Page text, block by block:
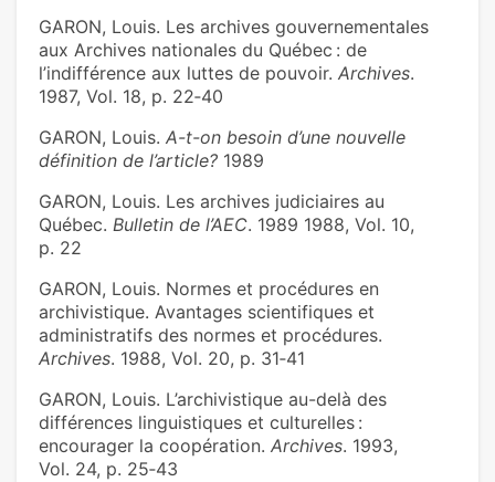
GARON, Louis. Les archives gouvernementales
aux Archives nationales du Québec : de
l’indifférence aux luttes de pouvoir. Archives.
1987, Vol. 18, p. 22‑40
GARON, Louis. A-t-on besoin d’une nouvelle
définition de l’article? 1989
GARON, Louis. Les archives judiciaires au
Québec. Bulletin de l’AEC. 1989 1988, Vol. 10,
p. 22
GARON, Louis. Normes et procédures en
archivistique. Avantages scientifiques et
administratifs des normes et procédures.
Archives. 1988, Vol. 20, p. 31‑41
GARON, Louis. L’archivistique au-delà des
différences linguistiques et culturelles :
encourager la coopération. Archives. 1993,
Vol. 24, p. 25‑43